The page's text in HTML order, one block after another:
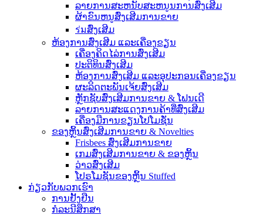
ລາຍການສະຫນັບສະຫນູນການສົ່ງເສີມ
ຜ້າຂົນຫນູສົ່ງເສີມການຂາຍ
ร่มສົ່ງເສີມ
ຫ້ອງການສົ່ງເສີມ ແລະເຄື່ອງຂຽນ
ເຄື່ອງຄິດໄລ່ການສົ່ງເສີມ
ປະຕິທິນສົ່ງເສີມ
ຫ້ອງການສົ່ງເສີມ ແລະອຸປະກອນເຄື່ອງຂຽນ
ຜະລິດຕະພັນເຈ້ຍສົ່ງເສີມ
ຫຼັກຊັບສົ່ງເສີມການຂາຍ & ໂຟນເດີ
ລາຍການສະແດງການຄ້າທີ່ສົ່ງເສີມ
ເຄື່ອງມືການຂຽນໂປໂມຊັ່ນ
ຂອງຫຼິ້ນສົ່ງເສີມການຂາຍ & Novelties
Frisbees ສົ່ງເສີມການຂາຍ
ເກມສົ່ງເສີມການຂາຍ & ຂອງຫຼິ້ນ
ວ່າວສົ່ງເສີມ
ໂປຣໂມຊັນຂອງຫຼິ້ນ Stuffed
ກ່ຽວ​ກັບ​ພວກ​ເຮົາ
ການຢັ້ງຢືນ
ກໍລະນີສຶກສາ